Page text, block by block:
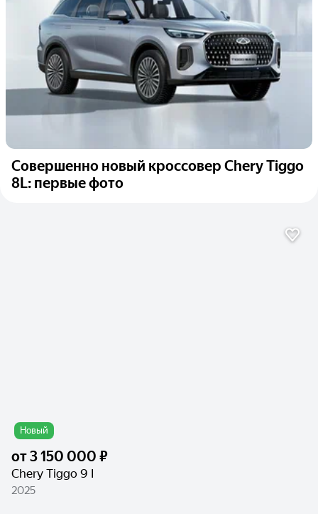
Совершенно новый кроссовер Chery Tiggo
8L: первые фото
Новый
от3 150 000 ₽
Chery Tiggo 9 I
2025